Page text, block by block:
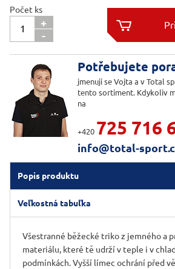
Počet ks
+
-


Potřebujete
jmenuji se Vojta a v Total
tento sortiment. Kdykoliv
na
+420 725 716
info@total-
Popis produktu
Veľkostná tabuľka
Všestranné běžecké triko z jemného a
materiálu, které tě udrží v teple i v
podmínkách. Vyšší límec ochrání před